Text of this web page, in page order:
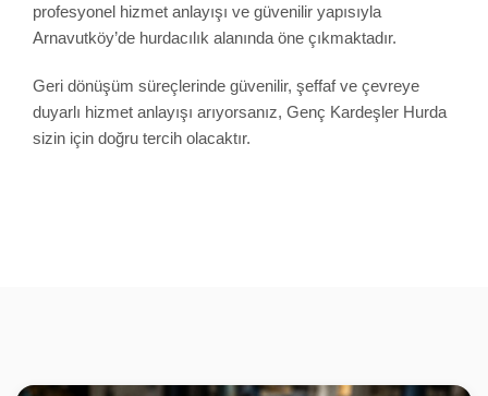
profesyonel hizmet anlayışı ve güvenilir yapısıyla
Arnavutköy’de hurdacılık alanında öne çıkmaktadır.
Geri dönüşüm süreçlerinde güvenilir, şeffaf ve çevreye
duyarlı hizmet anlayışı arıyorsanız, Genç Kardeşler Hurda
sizin için doğru tercih olacaktır.